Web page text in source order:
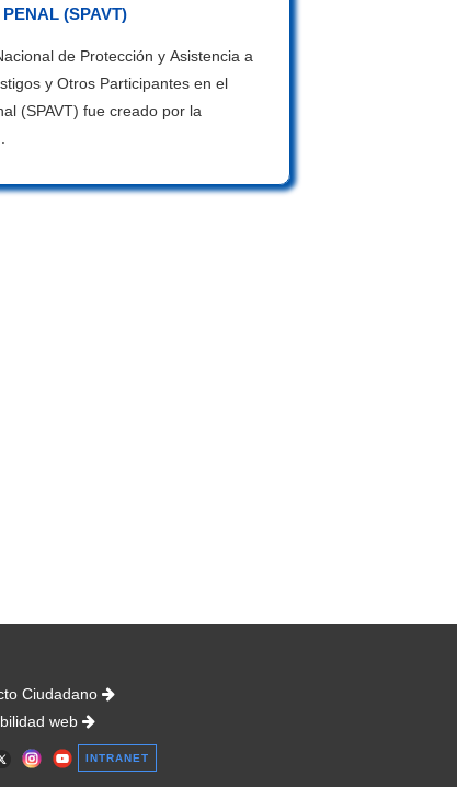
(SPAVT)
de Protección y Asistencia a
y Otros Participantes en el
(SPAVT) fue creado por la
Ciudadano
web
INTRANET